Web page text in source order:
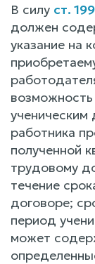
В силу ст.
должен
указание на
возможность
ученическим
работника
полученной
трудовому
течение
договоре;
период
может